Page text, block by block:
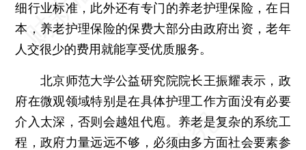
细行业标准，此外还有专门的养老护理保险，在日
本，养老护理保险的保费大部分由政府出资，老年
人交很少的费用就能享受优质服务。
北京师范大学公益研究院院长王振耀表示，政
府在微观领域特别是在具体护理工作方面没有必要
介入太深，否则会越俎代庖。养老是复杂的系统工
程，政府力量远远不够，必须由多方面社会要素参